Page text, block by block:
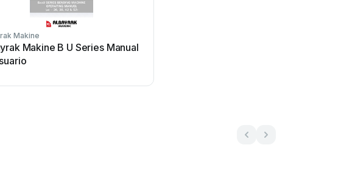
Makine
Makine B U Series Manual